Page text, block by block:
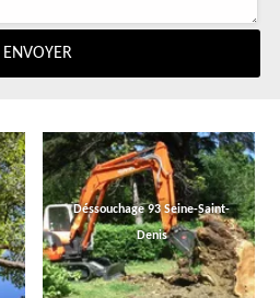
Déssouchage 93 Seine-Saint-
Denis